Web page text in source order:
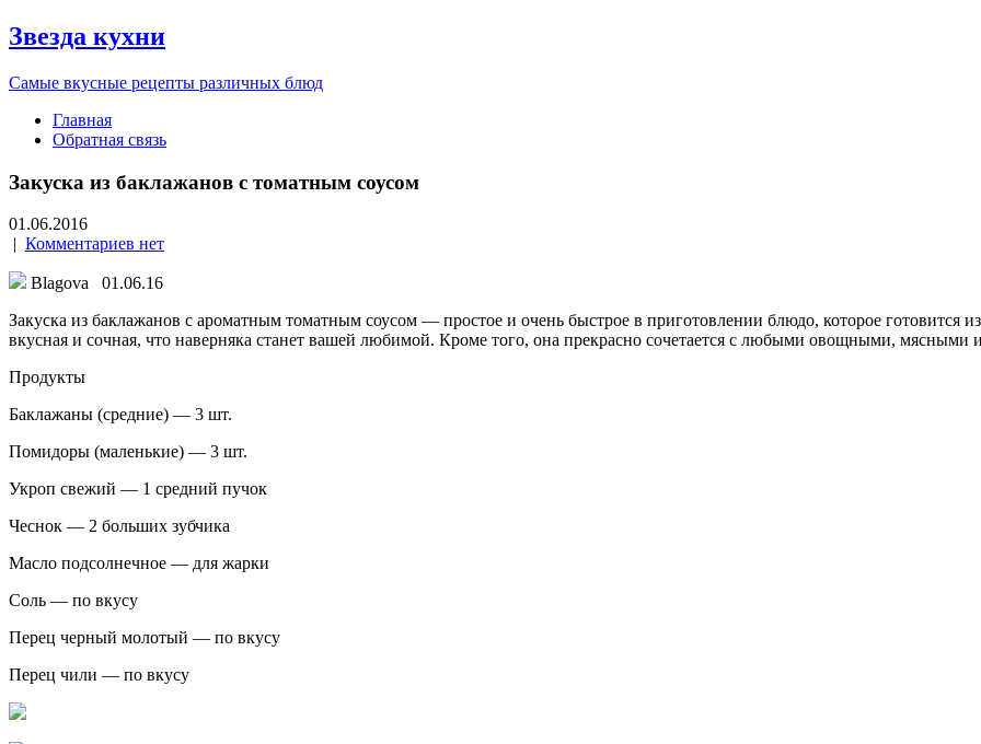
Звезда кухни
Самые вкусные рецепты различных блюд
Главная
Обратная связь
Закуска из баклажанов с томатным соусом
01.06.2016
| Комментариев нет
Blagova 01.06.16
Закуска из баклажанов с ароматным томатным соусом — простое и очень быстрое в приготовлении блюдо, которое готовится
вкусная и сочная, что наверняка станет вашей любимой. Кроме того, она прекрасно сочетается с любыми овощными,
Продукты
Баклажаны (средние) — 3 шт.
Помидоры (маленькие) — 3 шт.
Укроп свежий — 1 средний пучок
Чеснок — 2 больших зубчика
Масло подсолнечное — для жарки
Соль — по вкусу
Перец черный молотый — по вкусу
Перец чили — по вкусу